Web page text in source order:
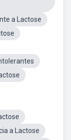
a Lactose
a Lactose